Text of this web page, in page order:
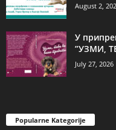
August 2,
У
”УЗМИ,
July 27, 2026
Popularne Kategorije